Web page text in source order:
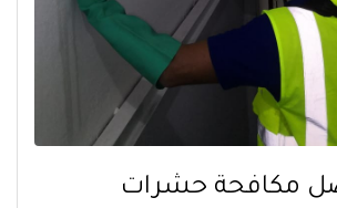
مكافحة حشرات